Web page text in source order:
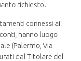
richiesto.
connessi ai
hanno luogo
(Palermo, Via
dal Titolare del